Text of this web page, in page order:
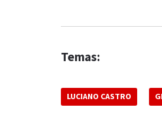
Temas:
LUCIANO CASTRO